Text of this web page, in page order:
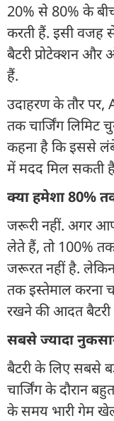
20% से 80% के
करती हैं. इसी वजह
बैटरी प्रोटेक्शन और
हैं.
उदाहरण के तौर
तक चार्जिंग लिमिट
कहना है कि इससे
में मदद मिल सकती
क्या हमेशा 80%
जरूरी नहीं. अगर
लेते हैं, तो 100% तक
जरूरत नहीं है.
तक इस्तेमाल करना
रखने की आदत
सबसे ज्यादा
बैटरी के लिए सबसे
चार्जिंग के दौरान
के समय भारी गेम